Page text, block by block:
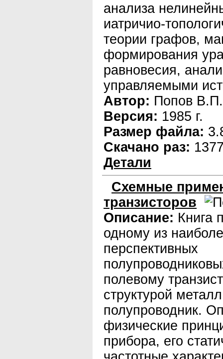
анализа
иатричио-
теории графов,
формирования
равновесия,
управляемыми
Автор: Попов В.П.
Версия: 1985 г.
Размер файла:
Скачано раз:
Детали
Схемные
транзисторов
Описание: Книга
одному из
перспективных
полевому
структурой
полупроводник.
физические
прибора, его